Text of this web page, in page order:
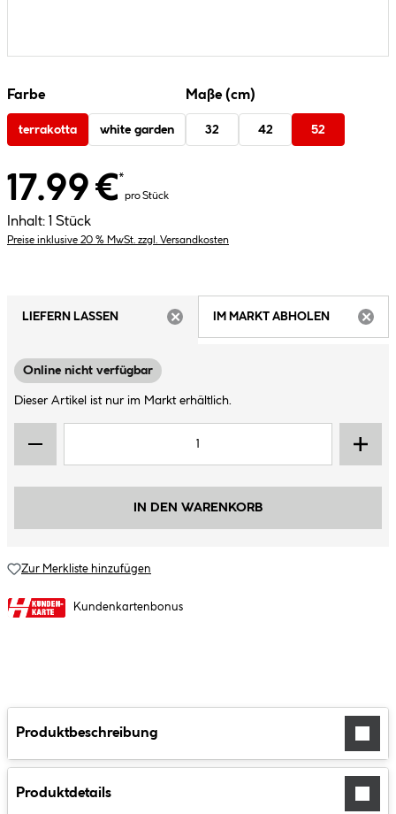
Farbe
terrakotta white garden
Maße (cm)
32 42 52
17.99 €*
pro Stück
Inhalt: 1 Stück
Preise inklusive 20 % MwSt. zzgl. Versandkosten
LIEFERN LASSEN
IM MARKT ABHOLEN
Online nicht verfügbar
Dieser Artikel ist nur im Markt erhältlich.
IN DEN WARENKORB
Zur Merkliste hinzufügen
Kundenkartenbonus
Produktbeschreibung
Produktdetails